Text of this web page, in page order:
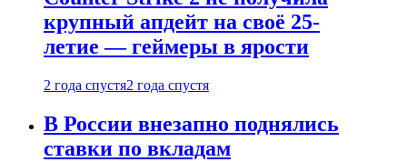
крупный апдейт на своё 25-
летие — геймеры в ярости
2 года спустя2 года спустя
В России внезапно поднялись
ставки по вкладам